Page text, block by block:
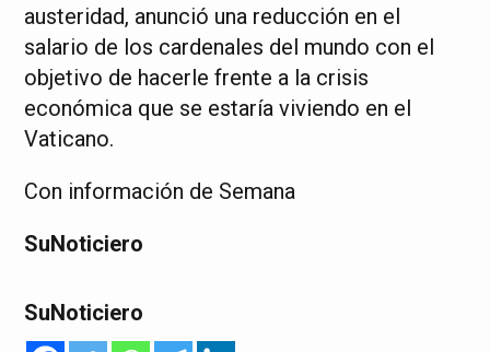
austeridad, anunció una reducción en el
salario de los cardenales del mundo con el
objetivo de hacerle frente a la crisis
económica que se estaría viviendo en el
Vaticano.
Con información de Semana
SuNoticiero
SuNoticiero